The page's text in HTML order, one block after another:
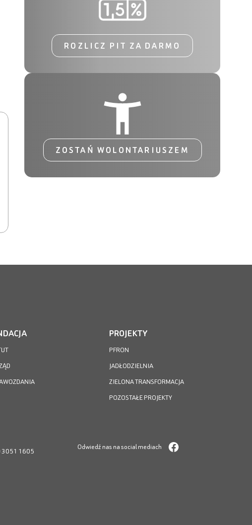
ROZLICZ PIT ZA DARMO
ZOSTAŃ WOLONTARIUSZEM
PROJEKTY
PFRON
JADŁODZIELNIA
ZIELONA TRANSFORMACJA
POZOSTAŁE PROJEKTY
3051 1605
Odwiedź nas na social mediach